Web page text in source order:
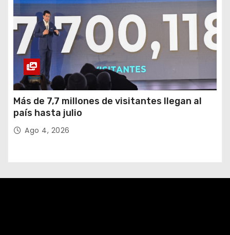
Más de 7,7 millones de visitantes llegan al
país hasta julio
Ago 4, 2026